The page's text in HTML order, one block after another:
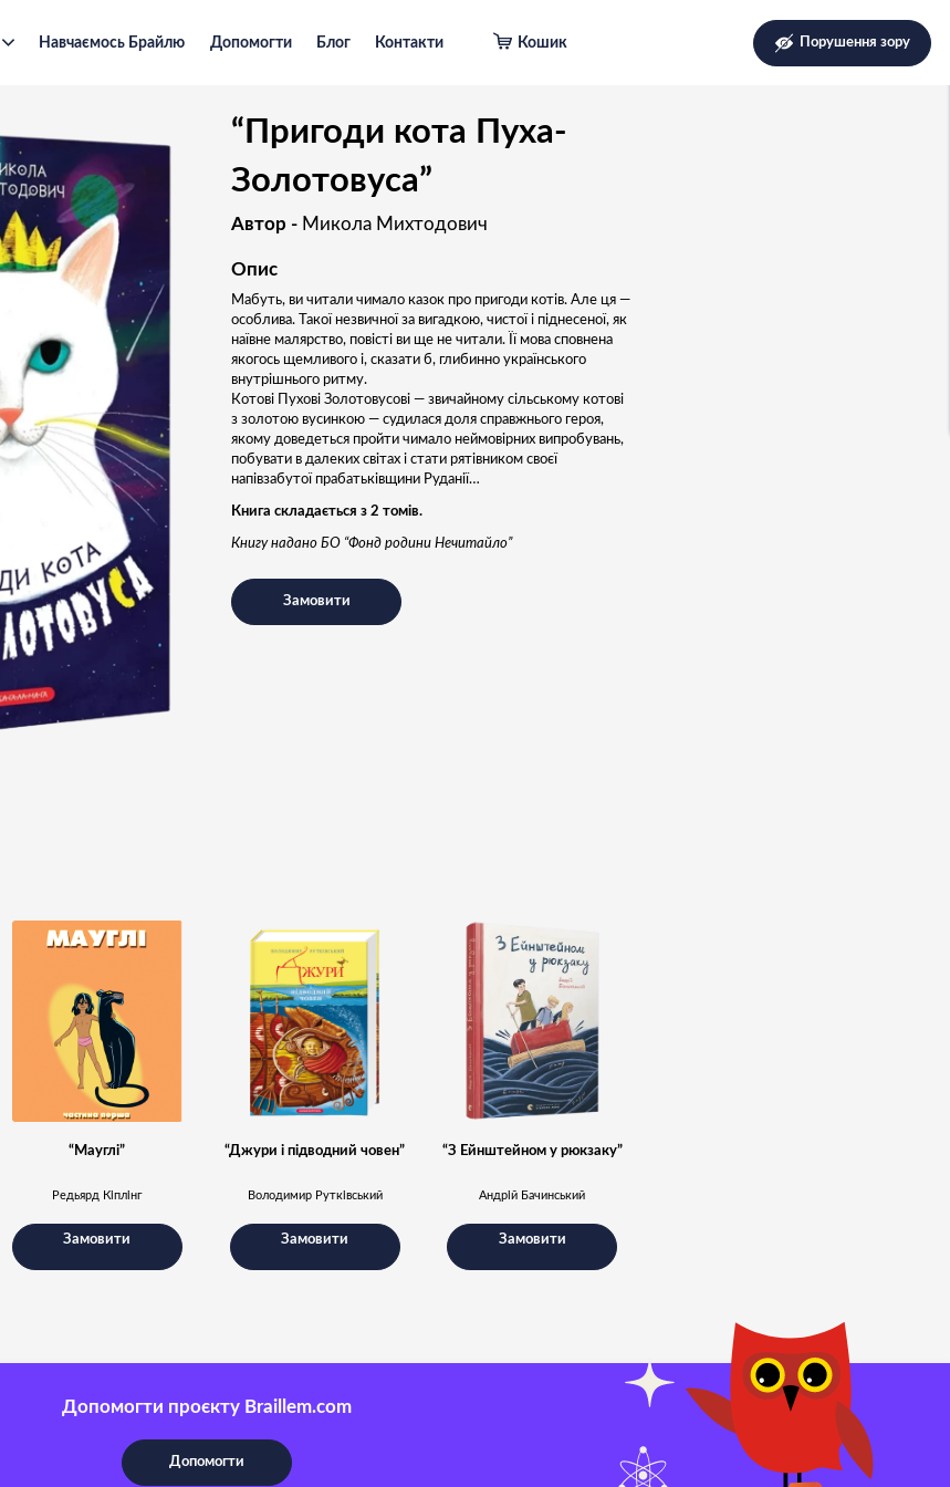
Навчаємось Брайлю Допомогти Блог Контакти Кошик
Порушення зору
“Пригоди кота Пуха-
Золотовуса”
Автор - Микола Михтодович
Опис
Мабуть, ви читали чимало казок про пригоди котів. Але ця —
особлива. Такої незвичної за вигадкою, чистої і піднесеної, як
наївне малярство, повісті ви ще не читали. Її мова сповнена
якогось щемливого і, сказати б, глибинно українського
внутрішнього ритму.
Котові Пухові Золотовусові — звичайному сільському котові
з золотою вусинкою — судилася доля справжнього героя,
якому доведеться пройти чимало неймовірних випробувань,
побувати в далеких світах і стати рятівником своєї
напівзабутої прабатьківщини Руданії…
Книга складається з 2 томів.
Книгу надано БО “Фонд родини Нечитайло”
Замовити
“Мауглі”
Редьярд Кіплінг
Замовити
“Джури і підводний човен”
Володимир Рутківський
Замовити
“З Ейнштейном у рюкзаку”
Андрій Бачинський
Замовити
Допомогти проєкту Braillem.com
Допомогти